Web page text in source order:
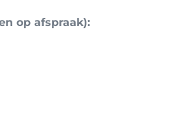
op afspraak):